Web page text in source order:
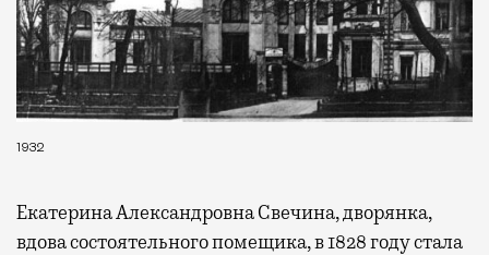
Павелецком, Казанском, Ярославском
и Курском вокзалах.Попасть в бизнес-залы
могут держатели карт Mir Supreme. Причем
не только в столице. Всего доступно более
1000 бизнес-залов по всему миру.
1932
Екатерина Александровна Свечина, дворянка,
вдова состоятельного помещика, в 1828 году стала